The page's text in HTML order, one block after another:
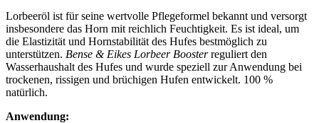
Lorbeeröl ist für seine wertvolle Pflegeformel bekannt und versorgt
insbesondere das Horn mit reichlich Feuchtigkeit. Es ist ideal, um
die Elastizität und Hornstabilität des Hufes bestmöglich zu
unterstützen. Bense & Eikes Lorbeer Boosterreguliert den
Wasserhaushalt des Hufes und wurde speziell zur Anwendung bei
trockenen, rissigen und brüchigen Hufen entwickelt. 100 %
natürlich.
Anwendung: